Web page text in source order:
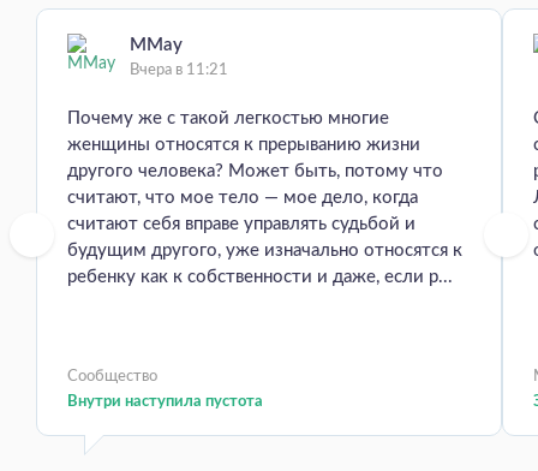
MMay
Вчера в 11:21
Почему же с такой легкостью многие
женщины относятся к прерыванию жизни
другого человека? Может быть, потому что
считают, что мое тело — мое дело, когда
считают себя вправе управлять судьбой и
будущим другого, уже изначально относятся к
ребенку как к собственности и даже, если р...
Сообщество
Внутри наступила пустота